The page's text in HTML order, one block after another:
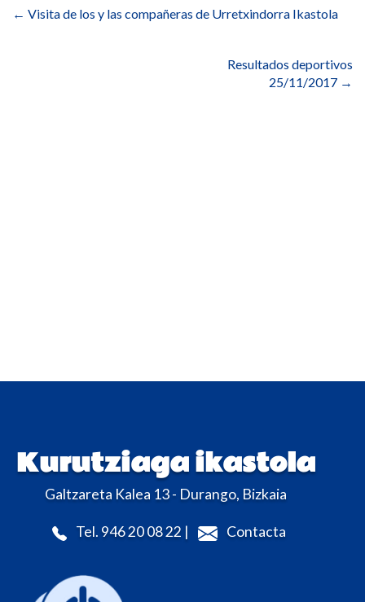
de
← Visita de los y las compañeras de Urretxindorra Ikastola
Resultados deportivos
25/11/2017 →
Kurutziaga ikastola
Galtzareta Kalea 13 - Durango, Bizkaia
Tel. 946 20 08 22 | Contacta